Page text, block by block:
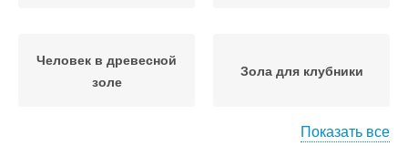
Человек в древесной
золе
Зола для клубники
Показать все